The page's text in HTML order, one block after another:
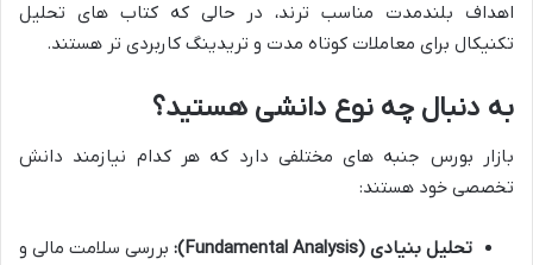
اهداف بلندمدت مناسب ترند، در حالی که کتاب های تحلیل
تکنیکال برای معاملات کوتاه مدت و تریدینگ کاربردی تر هستند.
به دنبال چه نوع دانشی هستید؟
بازار بورس جنبه های مختلفی دارد که هر کدام نیازمند دانش
تخصصی خود هستند:
تحلیل بنیادی (Fundamental Analysis):
بررسی سلامت مالی و